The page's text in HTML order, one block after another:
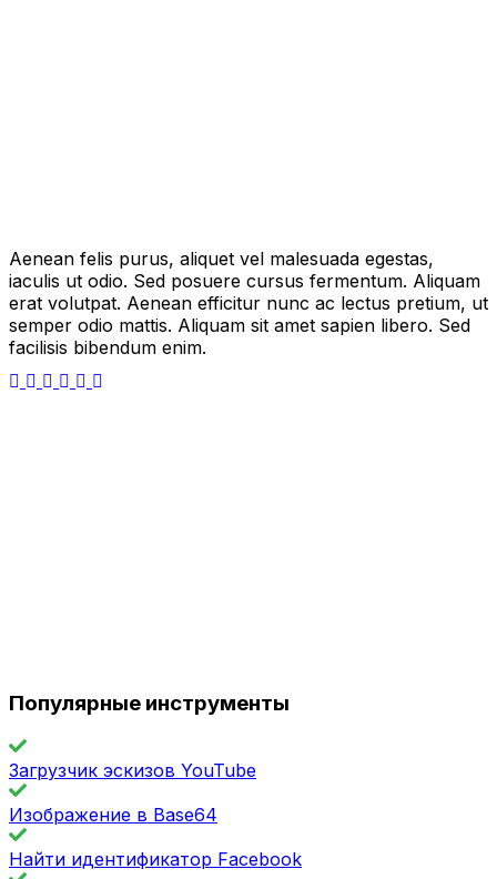
Aenean felis purus, aliquet vel malesuada egestas,
iaculis ut odio. Sed posuere cursus fermentum. Aliquam
erat volutpat. Aenean efficitur nunc ac lectus pretium, ut
semper odio mattis. Aliquam sit amet sapien libero. Sed
facilisis bibendum enim.
Популярные инструменты
Загрузчик эскизов YouTube
Изображение в Base64
Найти идентификатор Facebook